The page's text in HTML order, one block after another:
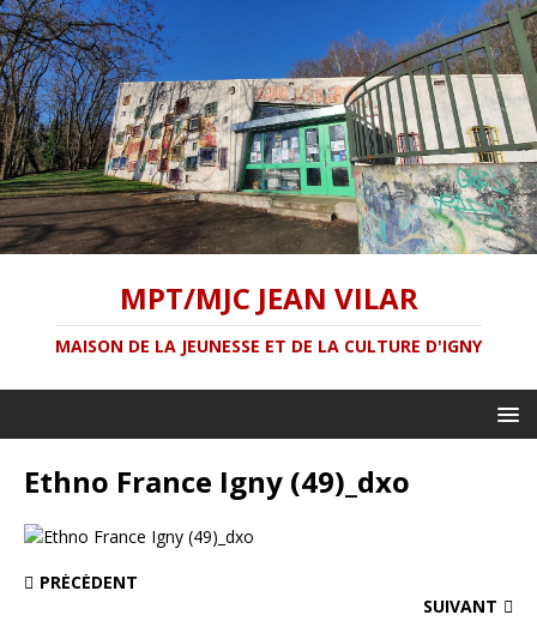
MPT/MJC JEAN VILAR
MAISON DE LA JEUNESSE ET DE LA CULTURE D'IGNY
Ethno France Igny (49)_dxo
PRÉCÉDENT
SUIVANT